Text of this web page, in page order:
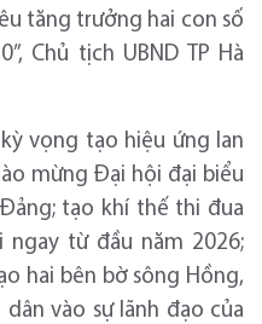
tăng trưởng hai con số
Chủ tịch UBND TP Hà
vọng tạo hiệu ứng lan
mừng Đại hội đại biểu
tạo khí thế thi đua
từ đầu năm 2026;
hai bên bờ sông Hồng,
vào sự lãnh đạo của